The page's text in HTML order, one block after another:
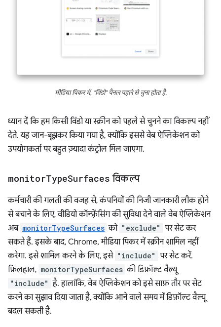
मीडिया पिकर में, "विंडो" पैनल पहले से चुना होता है.
ध्यान दें कि हम किसी विंडो या स्क्रीन को पहले से चुनने का विकल्प नहीं
देते. यह जान-बूझकर किया गया है, क्योंकि इससे वेब ऐप्लिकेशन को
उपयोगकर्ता पर बहुत ज़्यादा कंट्रोल मिल जाएगा.
monitorTypeSurfaces विकल्प
कर्मचारी की गलती की वजह से, कंपनियों की निजी जानकारी लीक होने
से बचाने के लिए, वीडियो कॉन्फ़्रेंसिंग की सुविधा देने वाले वेब ऐप्लिकेशन
अब monitorTypeSurfaces को "exclude" पर सेट कर
सकते हैं. इसके बाद, Chrome, मीडिया पिकर में स्क्रीन शामिल नहीं
करेगा. इसे शामिल करने के लिए, इसे "include" पर सेट करें.
फ़िलहाल, monitorTypeSurfaces की डिफ़ॉल्ट वैल्यू
"include" है. हालांकि, वेब ऐप्लिकेशन को इसे साफ़ तौर पर सेट
करने का सुझाव दिया जाता है, क्योंकि आने वाले समय में डिफ़ॉल्ट वैल्यू
बदल सकती है.